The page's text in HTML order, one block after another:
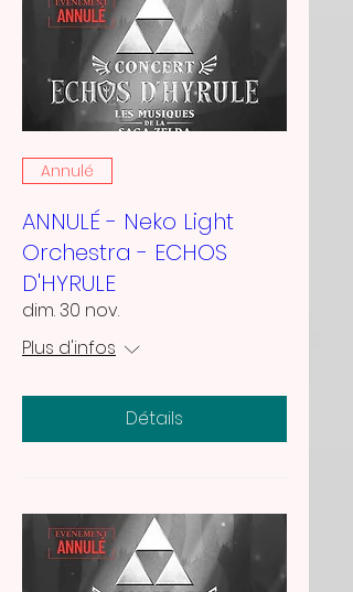
Annulé
ANNULÉ - Neko Light
Orchestra - ECHOS
D'HYRULE
dim. 30 nov.
Plus d'infos
Détails